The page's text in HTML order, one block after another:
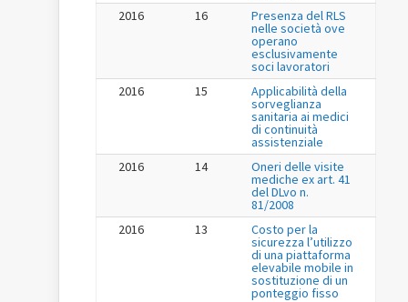
2016
16 Presenza del RLS
nelle società ove
operano
esclusivamente
soci lavoratori
2016
15 Applicabilità della
sorveglianza
sanitaria ai medici
di continuità
assistenziale
2016
14 Oneri delle visite
mediche ex art. 41
del DLvo n.
81/2008
2016
13 Costo per la
sicurezza l’utilizzo
di una piattaforma
elevabile mobile in
sostituzione di un
ponteggio fisso